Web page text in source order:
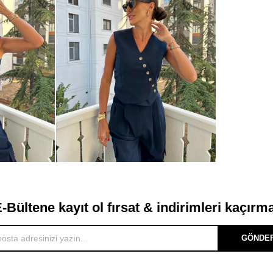
Bültene kayıt ol fırsat & indirimleri